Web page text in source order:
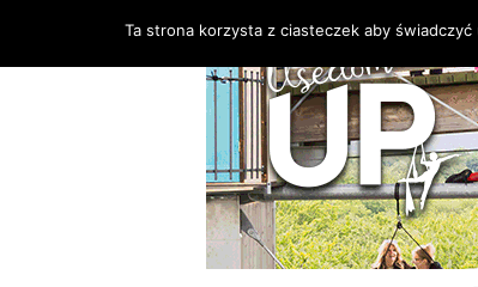
Ta strona korzysta z ciasteczek aby